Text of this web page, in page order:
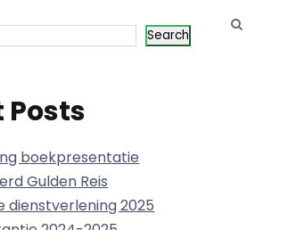
Search
Posts
boekpresentatie
Gulden Reis
dienstverlening 2025